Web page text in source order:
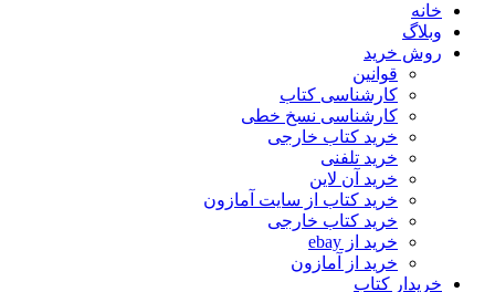
خانه
وبلاگ
روش خرید
قوانین
کارشناسی کتاب
کارشناسی نسخ خطی
خرید کتاب خارجی
خرید تلفنی
خرید آن لاین
خرید کتاب از سایت آمازون
خرید کتاب خارجی
خرید از ebay
خرید از آمازون
خریدار کتاب